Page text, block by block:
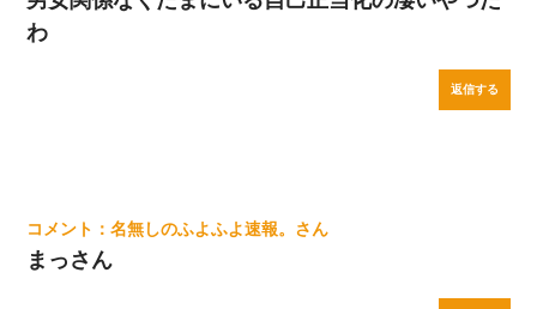
わ
返信する
名無しのふよふよ速報。
まっさん